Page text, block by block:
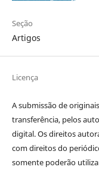
Seção
Artigos
Licença
A submissão de
transferência, pelos
digital. Os direitos
com direitos do
somente poderão